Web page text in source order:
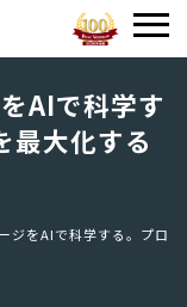
AIで科学す
最大化する
ジをAIで科学する。プロ